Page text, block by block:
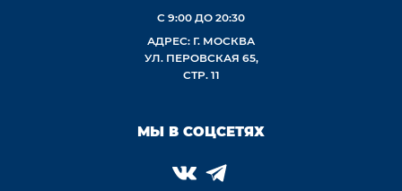
С 9:00 ДО 20:30
АДРЕС: Г. МОСКВА
УЛ. ПЕРОВСКАЯ 65,
СТР. 11
МЫ В СОЦСЕТЯХ